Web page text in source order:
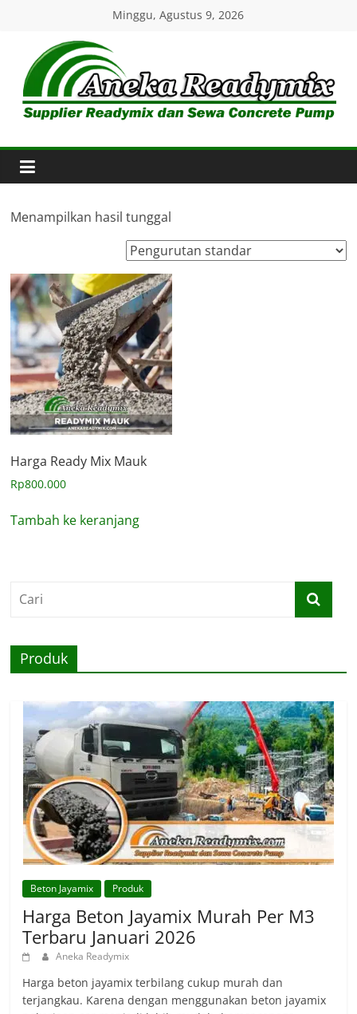
content
Minggu, Agustus 9, 2026
Aneka
Readymix
Pusat
Online
Ready
mix
di
Indonesia
Menampilkan hasil tunggal
Harga Ready Mix Mauk
Rp800.000
Tambah ke keranjang
Produk
Beton Jayamix Produk
Harga Beton Jayamix Murah Per M3
Terbaru Januari 2026
Aneka Readymix
Harga beton jayamix terbilang cukup murah dan
terjangkau. Karena dengan menggunakan beton jayamix